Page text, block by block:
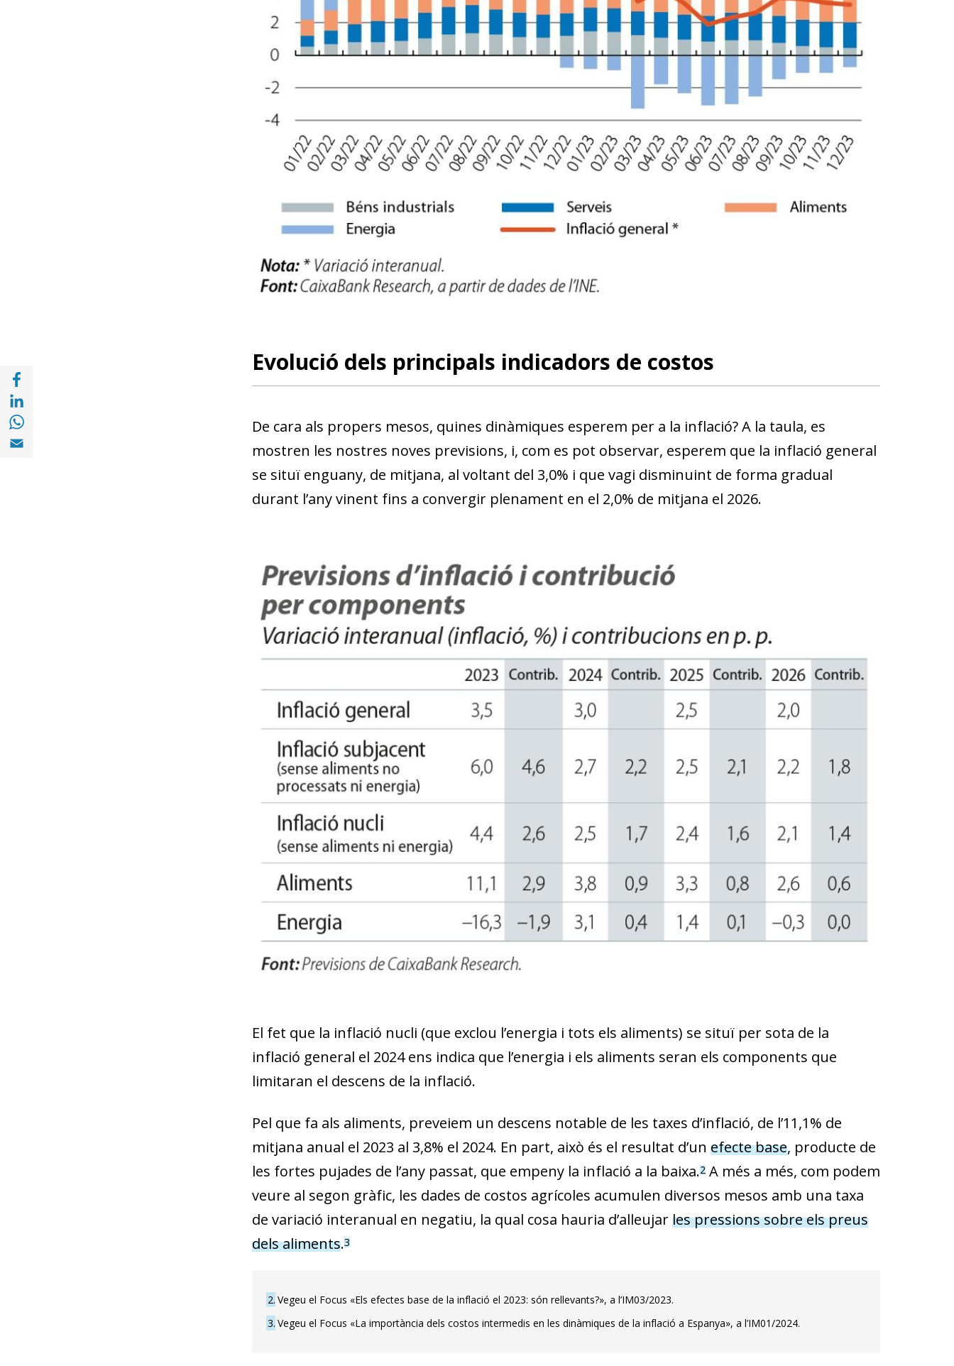
Compartir a Facebook (opens in a new window)
Compartir a with Whatsapp (opens in a new window)
Compartir a Email (opens in a new window)
Evolució dels principals indicadors de costos
De cara als propers mesos, quines dinàmiques esperem per a la inflació? A la taula, es
mostren les nostres noves previsions, i, com es pot observar, esperem que la inflació general
se situï enguany, de mitjana, al voltant del 3,0% i que vagi disminuint de forma gradual
durant l’any vinent fins a convergir plenament en el 2,0% de mitjana el 2026.
El fet que la inflació nucli (que exclou l’energia i tots els aliments) se situï per sota de la
inflació general el 2024 ens indica que l’energia i els aliments seran els components que
limitaran el descens de la inflació.
Pel que fa als aliments, preveiem un descens notable de les taxes d’inflació, de l’11,1% de
mitjana anual el 2023 al 3,8% el 2024. En part, això és el resultat d’un efecte base, producte de
les fortes pujades de l’any passat, que empeny la inflació a la baixa.2A més a més, com podem
veure al segon gràfic, les dades de costos agrícoles acumulen diversos mesos amb una taxa
de variació inter­­anual en negatiu, la qual cosa hauria d’alleujarles pres­sions sobre els preus
dels aliments.3
2 Vegeu el Focus «Els efectes base de la inflació el 2023: són rellevants?», a l’IM03/2023.
3 Vegeu el Focus «La importància dels costos intermedis en les dinàmiques de la inflació a Espanya», a l’IM01/2024.